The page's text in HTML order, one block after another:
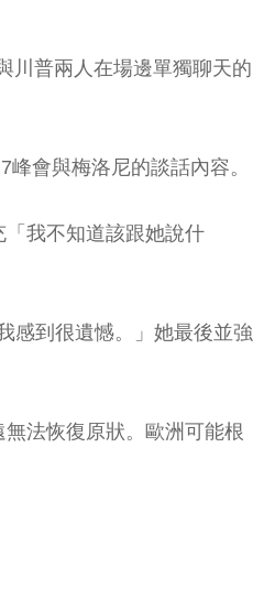
川普兩人在場邊單獨聊天的
會與梅洛尼的談話內容。
我不知道該跟她說什
感到很遺憾。」她最後並強
法恢復原狀。歐洲可能根